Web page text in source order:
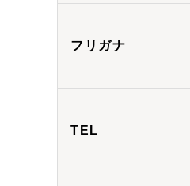
フリガナ
TEL